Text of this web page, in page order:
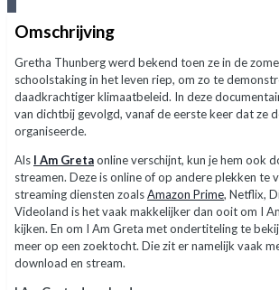
Omschrijving
Gretha Thunberg werd bekend toen ze in de
schoolstaking in het leven riep, om zo te
daadkrachtiger klimaatbeleid. In deze
van dichtbij gevolgd, vanaf de eerste keer dat ze
organiseerde.
Als I Am Gretaonline verschijnt, kun je hem ook
streamen. Deze is online of op andere plekken te
streaming diensten zoalsAmazon Prime, Netflix,
Videoland is het vaak makkelijker dan ooit om I
kijken. En om I Am Greta met ondertiteling te
meer op een zoektocht. Die zit er namelijk vaak
download en stream.